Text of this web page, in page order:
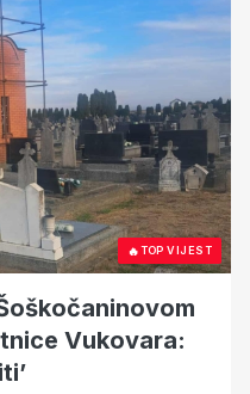
🔥TOP VIJEST
Vukovara: